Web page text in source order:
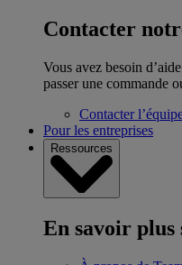
Contacter
Vous avez besoin
passer une commande
Contacter
Pour les entreprises
Ressources
En savoir plus